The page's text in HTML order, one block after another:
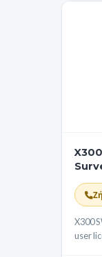
X300
user